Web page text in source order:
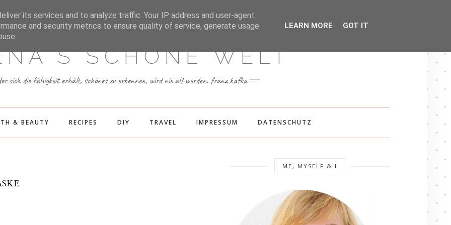
TWITTER FACEBOOK PINTEREST INSTAGRAM
SCHÖNE WELT
sich die fähigkeit erhält, schönes zu erkennen, wird nie alt werden. franz kafka
& BEAUTY RECIPES DIY TRAVEL IMPRESSUM DATENSCHUTZ
ME, MYSELF & I
its services and to analyze traffic. Your IP address and user-agent
and security metrics to ensure quality of service, generate usage
LEARN MORE GOT IT